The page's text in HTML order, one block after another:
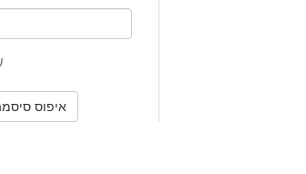
איפוס